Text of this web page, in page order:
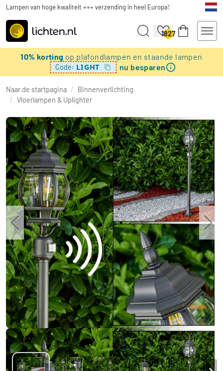
Lampen van hoge kwaliteit +++ verzending in heel Europa!
1827
10% korting op plafondlampen en staande lampen
Code: LIGHT nu besparen
Naar de startpagina / Binnenverlichting
/ Vloerlampen & Uplighter